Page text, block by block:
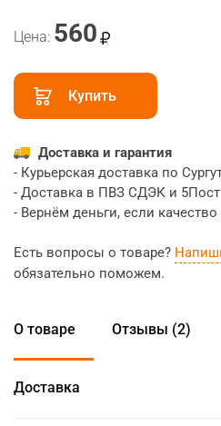
Цена: 560
Купить
Доставка и гарантия
- Курьерская доставка по
- Доставка в ПВЗ СДЭК и 5Пост
- Вернём деньги, если качество
Есть вопросы о товаре?
обязательно поможем.
О товаре Отзывы (2)
Доставка